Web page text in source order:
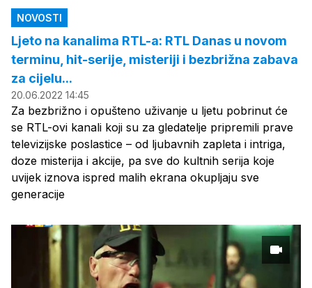
NOVOSTI
Ljeto na kanalima RTL-a: RTL Danas u novom
terminu, hit-serije, misteriji i bezbrižna zabava
za cijelu...
20.06.2022 14:45
Za bezbrižno i opušteno uživanje u ljetu pobrinut će
se RTL-ovi kanali koji su za gledatelje pripremili prave
televizijske poslastice – od ljubavnih zapleta i intriga,
doze misterija i akcije, pa sve do kultnih serija koje
uvijek iznova ispred malih ekrana okupljaju sve
generacije